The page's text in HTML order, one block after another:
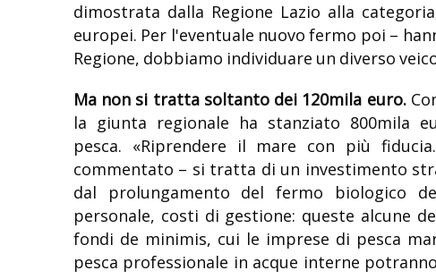
dimostrata dalla Regione Lazio alla
europei. Per l'eventuale nuovo fermo poi –
Regione, dobbiamo individuare un diverso
Ma non si tratta soltanto dei 120mila euro.
la giunta regionale ha stanziato 800mila
pesca. «Riprendere il mare con più
commentato – si tratta di un investimento
dal prolungamento del fermo biologico
personale, costi di gestione: queste alcune
fondi de minimis, cui le imprese di pesca
pesca professionale in acque interne